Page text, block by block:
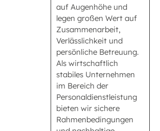
auf Augenhöhe und
legen großen Wert auf
Zusammenarbeit,
Verlässlichkeit und
persönliche Betreuung.
Als wirtschaftlich
stabiles Unternehmen
im Bereich der
Personaldienstleistung
bieten wir sichere
Rahmenbedingungen